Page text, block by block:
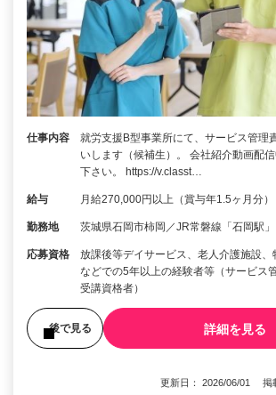
仕事内容
就労支援B型事業所にて、サービス管理
いします（候補生）。 会社紹介動画配
下さい。 https://v.classt…
給与 月給270,000円以上（賞与年1.5ヶ月分）
勤務地 茨城県石岡市柿岡／JR常磐線「石岡駅
応募資格
放課後等デイサービス、老人介護施設、
などでの5年以上の経験者等（サービス
受講資格者）
後で見る 詳細を見る
更新日： 2026/06/01 掲